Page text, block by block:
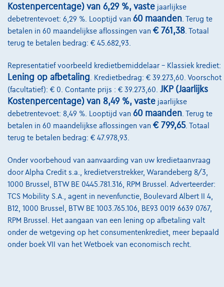
Kostenpercentage) van 6,29 %, vaste jaarlijkse
debetrentevoet: 6,29 %. Looptijd van 60 maanden . Terug te
betalen in 60 maandelijkse aflossingen van € 761,38 . Totaal
terug te betalen bedrag: € 45.682,93.
Representatief voorbeeld kredietbemiddelaar – Klassiek krediet:
Lening op afbetaling . Kredietbedrag: € 39.273,60. Voorschot
(facultatief): € 0. Contante prijs : € 39.273,60. JKP (Jaarlijks
Kostenpercentage) van 8,49 %, vaste jaarlijkse
debetrentevoet: 8,49 %. Looptijd van 60 maanden . Terug te
betalen in 60 maandelijkse aflossingen van € 799,65. Totaal
terug te betalen bedrag: € 47.978,93.
Onder voorbehoud van aanvaarding van uw kredietaanvraag
door Alpha Credit s.a., kredietverstrekker, Warandeberg 8/3,
1000 Brussel, BTW BE 0445.781.316, RPM Brussel. Adverteerder:
TCS Mobility S.A., agent in nevenfunctie, Boulevard Albert II 4,
B12, 1000 Brussel, BTW BE 1003.765.106, BE93 0019 6639 0767,
RPM Brussel. Het aangaan van een lening op afbetaling valt
onder de wetgeving op het consumentenkrediet, meer bepaald
onder boek VII van het Wetboek van economisch recht.
Word klant
Wie zijn we
Kwaliteitscharter
Onze dealers
Onze partners
Onze team
Contact
@2024 TCS Mobility SA/NV Copyright
Algemene Voorwaarden
Bijstandsvoorwaarden
Privacyverklaring
Cookiebeleid